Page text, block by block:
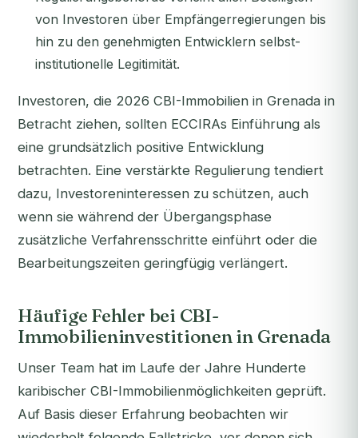
von Investoren über Empfängerregierungen bis
hin zu den genehmigten Entwicklern selbst-
institutionelle Legitimität.
Investoren, die 2026 CBI-Immobilien in Grenada in
Betracht ziehen, sollten ECCIRAs Einführung als
eine grundsätzlich positive Entwicklung
betrachten. Eine verstärkte Regulierung tendiert
dazu, Investoreninteressen zu schützen, auch
wenn sie während der Übergangsphase
zusätzliche Verfahrensschritte einführt oder die
Bearbeitungszeiten geringfügig verlängert.
Häufige Fehler bei CBI-
Immobilieninvestitionen in Grenada
Unser Team hat im Laufe der Jahre Hunderte
karibischer CBI-Immobilienmöglichkeiten geprüft.
Auf Basis dieser Erfahrung beobachten wir